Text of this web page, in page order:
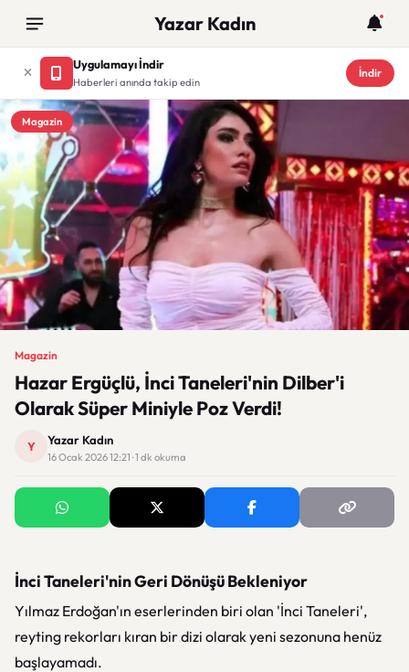
Yazar Kadın
Uygulamayı İndir
Haberleri anında takip edin
İndir
Magazin
Magazin
Hazar Ergüçlü, İnci Taneleri'nin Dilber'i
Olarak Süper Miniyle Poz Verdi!
Y Yazar Kadın
16 Ocak 2026 12:21 · 1 dk okuma
İnci Taneleri'nin Geri Dönüşü Bekleniyor
Yılmaz Erdoğan'ın eserlerinden biri olan 'İnci Taneleri',
reyting rekorları kıran bir dizi olarak yeni sezonuna henüz
başlayamadı.